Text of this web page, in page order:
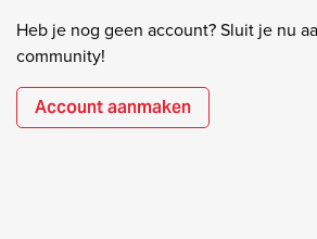
Heb je nog geen account? Sluit je nu
community!
Account aanmaken